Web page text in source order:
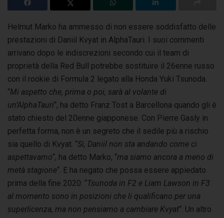
Helmut Marko ha ammesso di non essere soddisfatto delle
prestazioni di Daniil Kvyat in AlphaTauri. I suoi commenti
arrivano dopo le indiscrezioni secondo cui il team di
proprietà della Red Bull potrebbe sostituire il 26enne russo
con il rookie di Formula 2 legato alla Honda Yuki Tsunoda.
“Mi aspetto che, prima o poi, sarà al volante di
un’AlphaTauri“, ha detto Franz Tost a Barcellona quando gli è
stato chiesto del 20enne giapponese. Con Pierre Gasly in
perfetta forma, non è un segreto che il sedile più a rischio
sia quello di Kvyat. “Sì, Daniil non sta andando come ci
aspettavamo“, ha detto Marko, “ma siamo ancora a meno di
metà stagione“. E ha negato che possa essere appiedato
prima della fine 2020: “Tsunoda in F2 e Liam Lawson in F3
al momento sono in posizioni che li qualificano per una
superlicenza, ma non pensiamo a cambiare Kvyat“. Un altro